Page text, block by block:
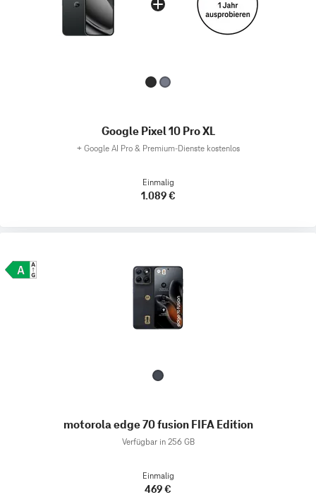
Google Pixel 10 Pro XL
+ Google AI Pro & Premium-Dienste kostenlos
Einmalig
1.089 €
motorola edge 70 fusion FIFA Edition
Verfügbar in 256 GB
Einmalig
469 €